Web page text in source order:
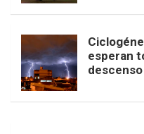
esperan